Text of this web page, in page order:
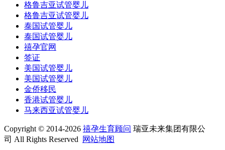
格鲁吉亚试管婴儿
格鲁吉亚试管婴儿
泰国试管婴儿
泰国试管婴儿
禧孕官网
签证
美国试管婴儿
美国试管婴儿
金侨移民
香港试管婴儿
马来西亚试管婴儿
Copyright © 2014-2026 禧孕生育顾问 瑞亚未来集团有限公
司 All Rights Reserved
网站地图